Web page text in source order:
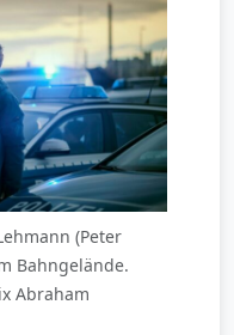
(Peter
Bahngelände.
Abraham